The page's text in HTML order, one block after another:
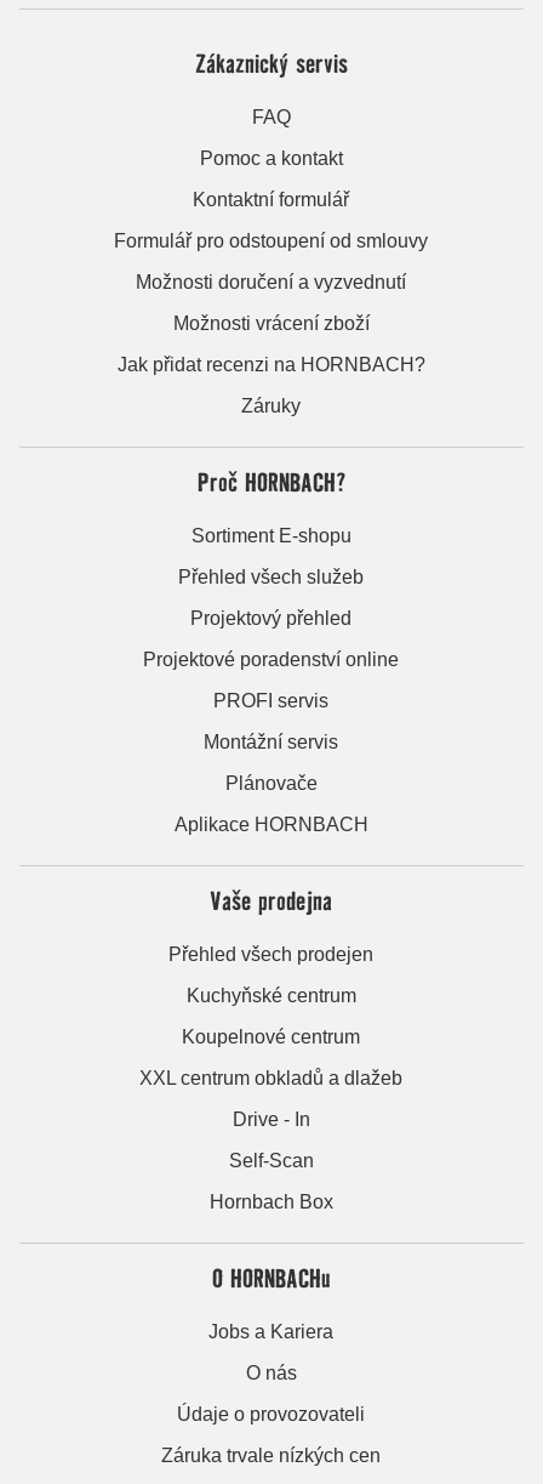
Zákaznický servis
FAQ
Pomoc a kontakt
Kontaktní formulář
Formulář pro odstoupení od smlouvy
Možnosti doručení a vyzvednutí
Možnosti vrácení zboží
Jak přidat recenzi na HORNBACH?
Záruky
Proč HORNBACH?
Sortiment E-shopu
Přehled všech služeb
Projektový přehled
Projektové poradenství online
PROFI servis
Montážní servis
Plánovače
Aplikace HORNBACH
Vaše prodejna
Přehled všech prodejen
Kuchyňské centrum
Koupelnové centrum
XXL centrum obkladů a dlažeb
Drive - In
Self-Scan
Hornbach Box
O HORNBACHu
Jobs a Kariera
O nás
Údaje o provozovateli
Záruka trvale nízkých cen